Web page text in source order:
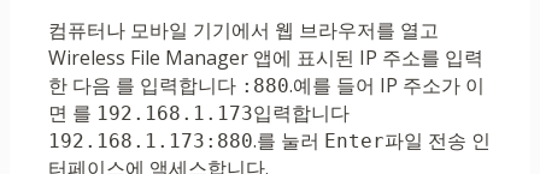
컴퓨터나 모바일 기기에서 웹 브라우저를 열고
Wireless File Manager 앱에 표시된 IP 주소를 입력
한 다음 를 입력합니다 :880.예를 들어 IP 주소가 이
면 를 192.168.1.173입력합니다
192.168.1.173:880.를 눌러 Enter파일 전송 인
터페이스에 액세스합니다.